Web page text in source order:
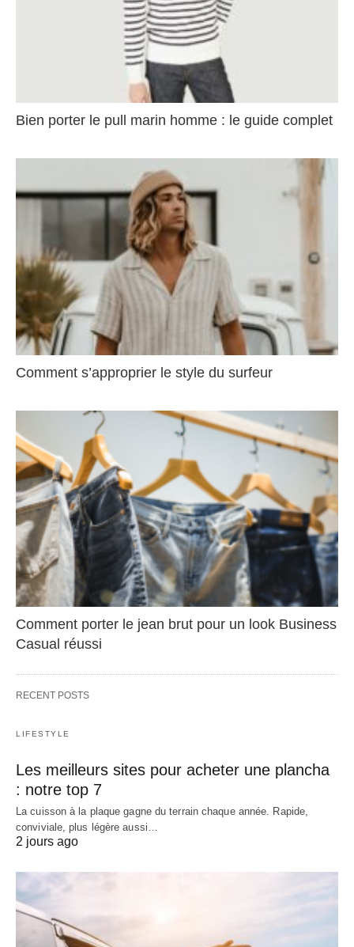
Bien porter le pull marin homme : le guide complet
Comment s’approprier le style du surfeur
Comment porter le jean brut pour un look Business
Casual réussi
RECENT POSTS
LIFESTYLE
Les meilleurs sites pour acheter une plancha
: notre top 7
La cuisson à la plaque gagne du terrain chaque année. Rapide,
conviviale, plus légère aussi…
2 jours ago